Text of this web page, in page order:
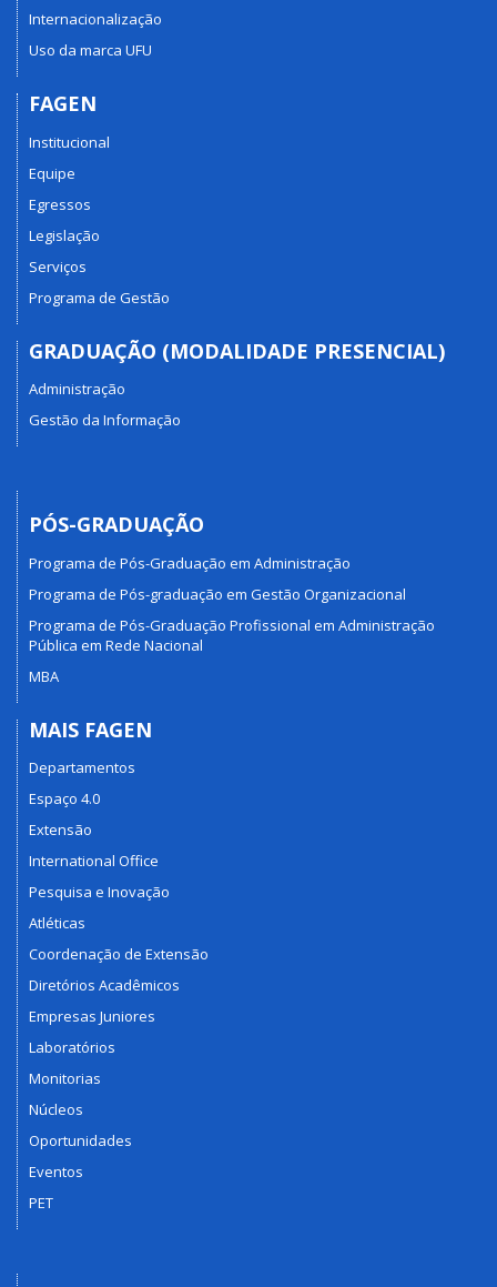
Internacionalização
Uso da marca UFU
FAGEN
Institucional
Equipe
Egressos
Legislação
Serviços
Programa de Gestão
GRADUAÇÃO (MODALIDADE PRESENCIAL)
Administração
Gestão da Informação
PÓS-GRADUAÇÃO
Programa de Pós-Graduação em Administração
Programa de Pós-graduação em Gestão Organizacional
Programa de Pós-Graduação Profissional em Administração
Pública em Rede Nacional
MBA
MAIS FAGEN
Departamentos
Espaço 4.0
Extensão
International Office
Pesquisa e Inovação
Atléticas
Coordenação de Extensão
Diretórios Acadêmicos
Empresas Juniores
Laboratórios
Monitorias
Núcleos
Oportunidades
Eventos
PET